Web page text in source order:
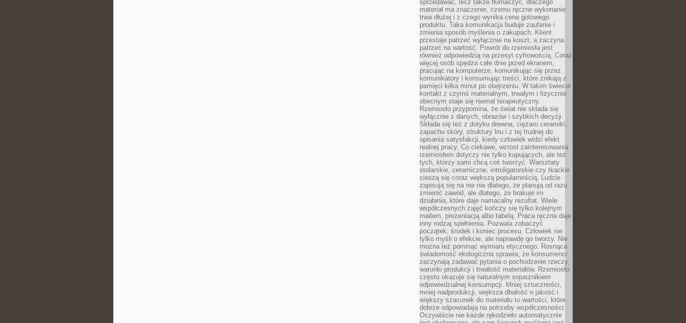
sprzedawać, lecz także tłumaczyć, dlaczego
materiał ma znaczenie, czemu ręczne wykonanie
trwa dłużej i z czego wynika cena gotowego
produktu. Taka komunikacja buduje zaufanie i
zmienia sposób myślenia o zakupach. Klient
przestaje patrzeć wyłącznie na koszt, a zaczyna
patrzeć na wartość. Powrót do rzemiosła jest
również odpowiedzią na przesyt cyfrowością. Coraz
więcej osób spędza całe dnie przed ekranem,
pracując na komputerze, komunikując się przez
komunikatory i konsumując treści, które znikają z
pamięci kilka minut po obejrzeniu. W takim świecie
kontakt z czymś materialnym, trwałym i fizycznie
obecnym staje się niemal terapeutyczny.
Rzemiosło przypomina, że świat nie składa się
wyłącznie z danych, obrazów i szybkich decyzji.
Składa się też z dotyku drewna, ciężaru ceramiki,
zapachu skóry, struktury lnu i z tej trudnej do
opisania satysfakcji, kiedy człowiek widzi efekt
realnej pracy. Co ciekawe, wzrost zainteresowania
rzemiosłem dotyczy nie tylko kupujących, ale też
tych, którzy sami chcą coś tworzyć. Warsztaty
stolarskie, ceramiczne, introligatorskie czy tkackie
cieszą się coraz większą popularnością. Ludzie
zapisują się na nie nie dlatego, że planują od razu
zmienić zawód, ale dlatego, że brakuje im
działania, które daje namacalny rezultat. Wiele
współczesnych zajęć kończy się tylko kolejnym
mailem, prezentacją albo tabelą. Praca ręczna daje
inny rodzaj spełnienia. Pozwala zobaczyć
początek, środek i koniec procesu. Człowiek nie
tylko myśli o efekcie, ale naprawdę go tworzy. Nie
można też pominąć wymiaru etycznego. Rosnąca
świadomość ekologiczna sprawia, że konsumenci
zaczynają zadawać pytania o pochodzenie rzeczy,
warunki produkcji i trwałość materiałów. Rzemiosło
często okazuje się naturalnym sojusznikiem
odpowiedzialnej konsumpcji. Mniej sztuczności,
mniej nadprodukcji, większa dbałość o jakość i
większy szacunek do materiału to wartości, które
dobrze odpowiadają na potrzeby współczesności.
Oczywiście nie każde rękodzieło automatycznie